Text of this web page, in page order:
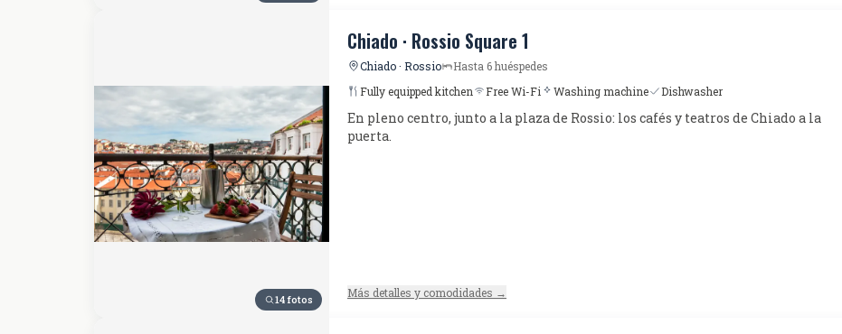
14 fotos
Chiado · Rossio Square 1
Chiado · Rossio
Hasta 6 huéspedes
Fully equipped kitchen
Free Wi-Fi Washing machine Dishwasher
En pleno centro, junto a la plaza de Rossio: los cafés y teatros de Chiado a la
puerta.
Más detalles y comodidades →